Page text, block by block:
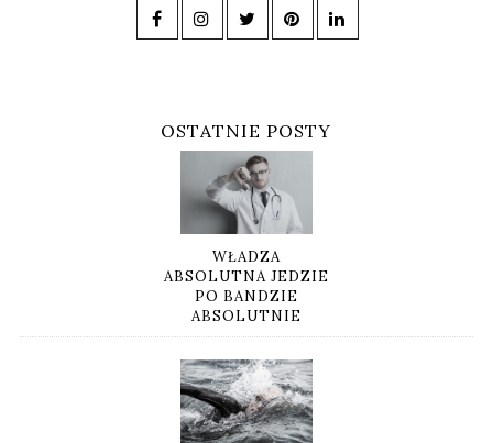
OSTATNIE POSTY
WŁADZA
ABSOLUTNA JEDZIE
PO BANDZIE
ABSOLUTNIE